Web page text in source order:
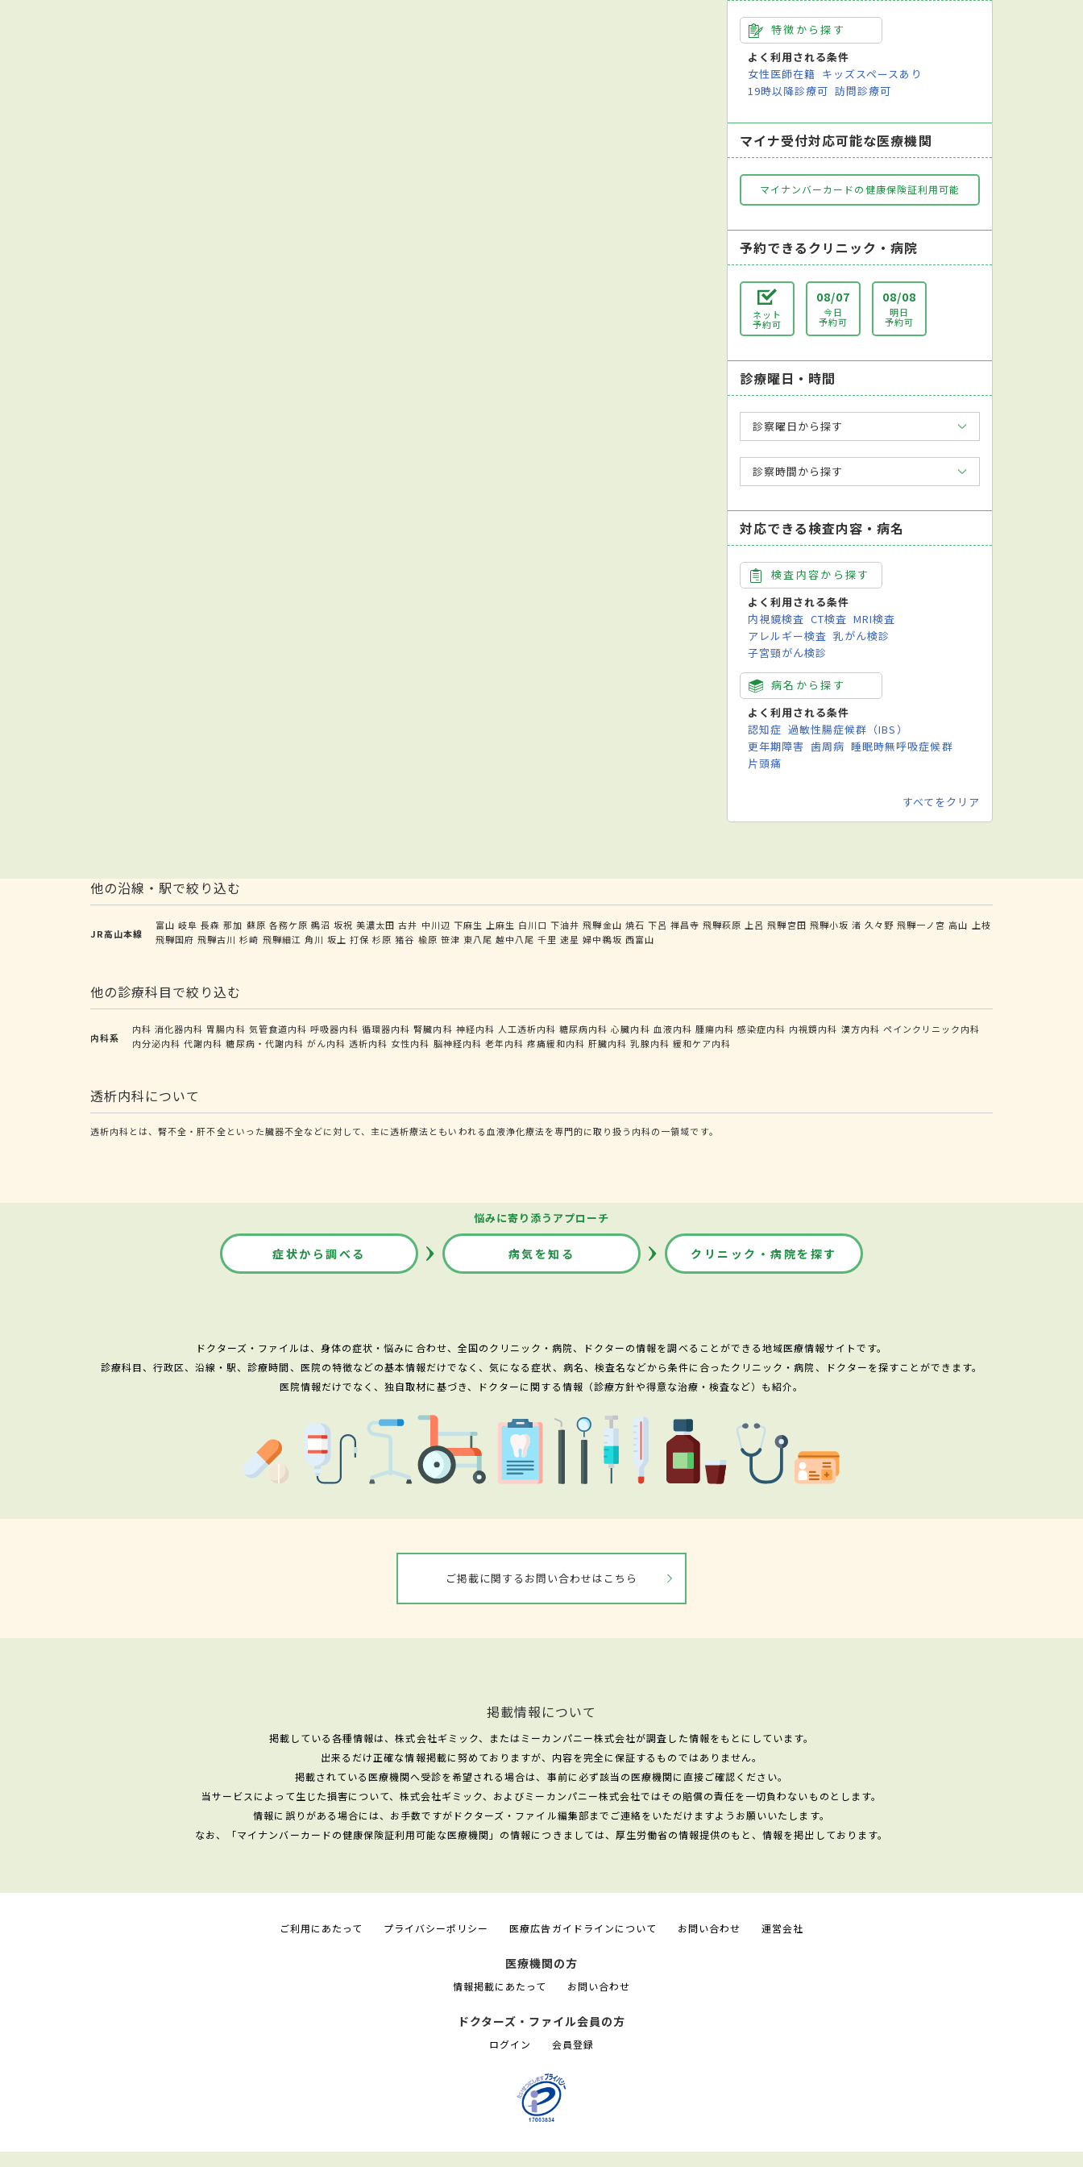
特徴から探す
よく利用される条件
女性医師在籍 キッズスペースあり
19時以降診療可 訪問診療可
マイナ受付対応可能な医療機関
マイナンバーカードの健康保険証利用可能
予約できるクリニック・病院
ネット
予約可
08/07
今日
予約可
08/08
明日
予約可
診療曜日・時間
診察曜日から探す
診察時間から探す
対応できる検査内容・病名
検査内容から探す
よく利用される条件
内視鏡検査 CT検査 MRI検査
アレルギー検査 乳がん検診
子宮頸がん検診
病名から探す
よく利用される条件
認知症 過敏性腸症候群（IBS）
更年期障害 歯周病 睡眠時無呼吸症候群
片頭痛
すべてをクリア
他の沿線・駅で絞り込む
JR高山本線
富山 岐阜 長森 那加 蘇原 各務ケ原 鵜沼 坂祝 美濃太田 古井 中川辺 下麻生 上麻生 白川口 下油井 飛騨金山 焼石 下呂 禅昌寺 飛騨萩原 上呂 飛騨宮田 飛騨小坂 渚 久々野 飛騨一ノ宮 高山
上枝
飛騨国府 飛騨古川 杉崎 飛騨細江 角川 坂上 打保 杉原 猪谷 楡原 笹津 東八尾 越中八尾 千里 速星 婦中鵜坂 西富山
他の診療科目で絞り込む
内科系
内科 消化器内科 胃腸内科 気管食道内科 呼吸器内科 循環器内科 腎臓内科 神経内科 人工透析内科 糖尿病内科 心臓内科 血液内科 腫瘍内科 感染症内科 内視鏡内科 漢方内科 ペインクリニック内科
内分泌内科 代謝内科 糖尿病・代謝内科 がん内科 透析内科 女性内科 脳神経内科 老年内科 疼痛緩和内科 肝臓内科 乳腺内科 緩和ケア内科
透析内科について
透析内科とは、腎不全・肝不全といった臓器不全などに対して、主に透析療法ともいわれる血液浄化療法を専門的に取り扱う内科の一領域です。
悩みに寄り添うアプローチ
症状から調べる 病気を知る クリニック・病院を探す
ドクターズ・ファイルは、身体の症状・悩みに合わせ、全国のクリニック・病院、ドクターの情報を調べることができる地域医療情報サイトです。
診療科目、行政区、沿線・駅、診療時間、医院の特徴などの基本情報だけでなく、気になる症状、病名、検査名などから条件に合ったクリニック・病院、ドクターを探すことができます。
医院情報だけでなく、独自取材に基づき、ドクターに関する情報（診療方針や得意な治療・検査など）も紹介。
ご掲載に関するお問い合わせはこちら
掲載情報について
掲載している各種情報は、株式会社ギミック、またはミーカンパニー株式会社が調査した情報をもとにしています。
出来るだけ正確な情報掲載に努めておりますが、内容を完全に保証するものではありません。
掲載されている医療機関へ受診を希望される場合は、事前に必ず該当の医療機関に直接ご確認ください。
当サービスによって生じた損害について、株式会社ギミック、およびミーカンパニー株式会社ではその賠償の責任を一切負わないものとします。
情報に誤りがある場合には、お手数ですがドクターズ・ファイル編集部までご連絡をいただけますようお願いいたします。
なお、「マイナンバーカードの健康保険証利用可能な医療機関」の情報につきましては、厚生労働省の情報提供のもと、情報を掲出しております。
ご利用にあたって プライバシーポリシー 医療広告ガイドラインについて お問い合わせ 運営会社
医療機関の方
情報掲載にあたって お問い合わせ
ドクターズ・ファイル会員の方
ログイン 会員登録